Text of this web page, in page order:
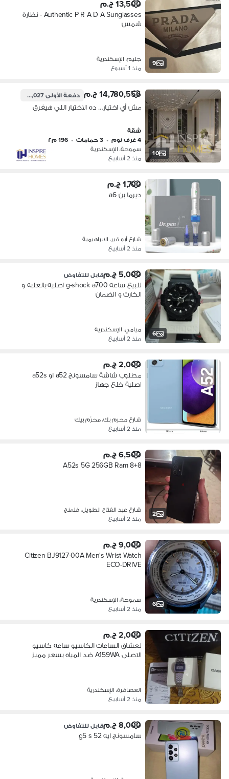
9
13,500 ج.م
Authentic P R A D A Sunglasses - نظارة
شمس
جليم، الإسكندرية
منذ 1 أسبوع
10
14,780,556 ج.م دفعة الأولى739,027 ج.م
مش أي اختيار… ده الاختيار اللي هيفرق
شقة
4 غرف نوم
• 3 حمامات • 196 م٢
سموحة، الإسكندرية
منذ 2 أسابيع
1,700 ج.م
ديرما بن a6
شارع أبو قير، الابراهيمية
منذ 2 أسابيع
6
5,000 ج.م قابل للتفاوض
للبيع ساعه g-shock a700 اصليه بالعلبه و
الكارت و الضمان
ميامي، الإسكندرية
منذ 2 أسابيع
2,000 ج.م
مطلوب شاشة سامسونج a52 او a52s
اصلية خلع جهاز
شارع محرم بك، محرّم بيك
منذ 2 أسابيع
2
6,500 ج.م
A52s 5G 256GB Ram 8+8
شارع عبد الفتاح الطويل، فلمنج
منذ 2 أسابيع
6
9,000 ج.م
Citizen BJ9127-00A Men's Wrist Watch
ECO-DRIVE
سموحة، الإسكندرية
منذ 2 أسابيع
2,000 ج.م
لعشاق الساعات الكاسيو ساعه كاسيو
الاصلى A159WA ضد المياه بسعر مميز
العصافرة، الإسكندرية
منذ 2 أسابيع
8,000 ج.م قابل للتفاوض
سامسونج ايه g5 s 52